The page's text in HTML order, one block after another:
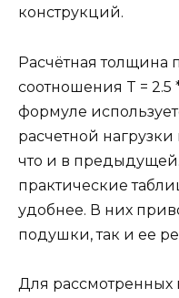
конструкций.
Расчётная толщина
соотношения T = 2.5
формуле
расчетной нагрузки
что и в
практические
удобнее. В них
подушки, так и ее
Для